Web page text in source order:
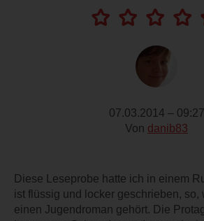
07.03.2014 – 09:27
Von danib83
Diese Leseprobe hatte ich in einem
ist flüssig und locker geschrieben, so,
einen Jugendroman gehört. Die